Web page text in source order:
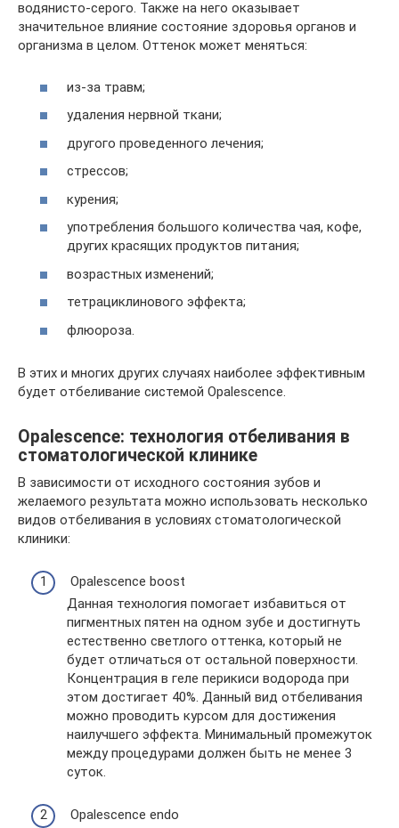
водянисто-серого. Также на него оказывает
значительное влияние состояние здоровья органов и
организма в целом. Оттенок может меняться:
из-за травм;
удаления нервной ткани;
другого проведенного лечения;
стрессов;
курения;
употребления большого количества чая, кофе,
других красящих продуктов питания;
возрастных изменений;
тетрациклинового эффекта;
флюороза.
В этих и многих других случаях наиболее эффективным
будет отбеливание системой Opalescence.
Opalescence: технология отбеливания в
стоматологической клинике
В зависимости от исходного состояния зубов и
желаемого результата можно использовать несколько
видов отбеливания в условиях стоматологической
клиники:
Opalescence boost
Данная технология помогает избавиться от
пигментных пятен на одном зубе и достигнуть
естественно светлого оттенка, который не
будет отличаться от остальной поверхности.
Концентрация в геле перикиси водорода при
этом достигает 40%. Данный вид отбеливания
можно проводить курсом для достижения
наилучшего эффекта. Минимальный промежуток
между процедурами должен быть не менее 3
суток.
Opalescence endo